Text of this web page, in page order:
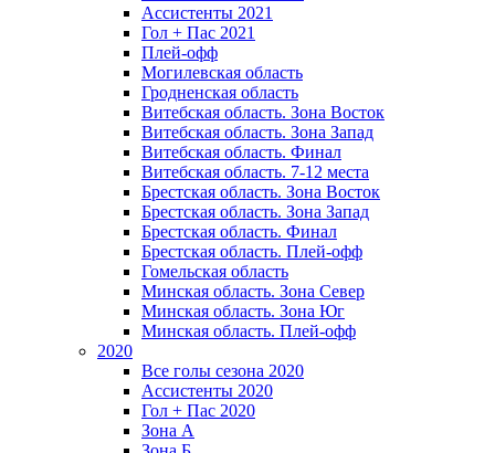
Ассистенты 2021
Гол + Пас 2021
Плей-офф
Могилевская область
Гродненская область
Витебская область. Зона Восток
Витебская область. Зона Запад
Витебская область. Финал
Витебская область. 7-12 места
Брестская область. Зона Восток
Брестская область. Зона Запад
Брестская область. Финал
Брестская область. Плей-офф
Гомельская область
Минская область. Зона Север
Минская область. Зона Юг
Минская область. Плей-офф
2020
Все голы сезона 2020
Ассистенты 2020
Гол + Пас 2020
Зона А